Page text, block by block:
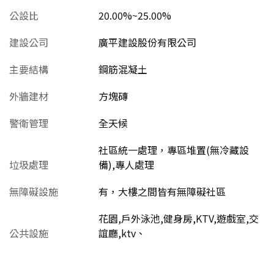
公設比
20.00%~25.00%
建設公司
廣平建設股份有限公司
主要結構
鋼筋混凝土
外牆建材
方塊磚
警衛管理
全天候
垃圾處理
社區統一處理，專區堆置(無冷藏設
備),專人處理
無障礙設施
有，大樓之間皆有無障礙社區
公共設施
花園,戶外泳池,健身房,KTV,遊戲室,交
誼廳,ktv、